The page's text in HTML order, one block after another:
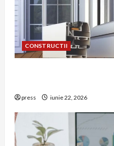
CONSTRUCTII
press iunie 22, 2026